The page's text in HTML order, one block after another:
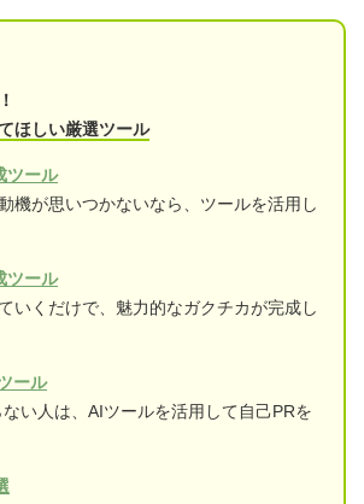
ほしい厳選ツール
ツール
機が思いつかないなら、ツールを活用し
ツール
いくだけで、魅力的なガクチカが完成し
ール
い人は、AIツールを活用して自己PRを